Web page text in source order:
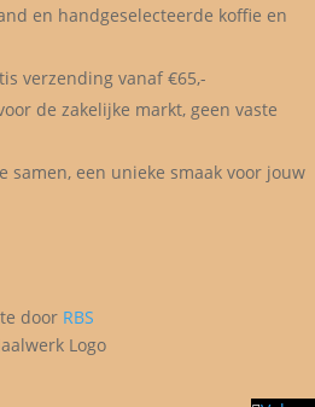
en handgeselecteerde koffie en
verzending vanaf €65,-
de zakelijke markt, geen vaste
samen, een unieke smaak voor jouw
door RBS